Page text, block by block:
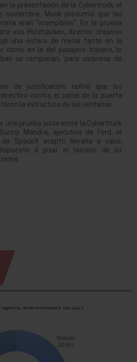
la presentación de la Cybertruck, el
noviembre, Musk presumió que las
eran “irrompibles”. En la prueba
von Holzhausen, director creativo
una esfera de metal tanto en la
como en la del pasajero trasero, lo
se rompieran, para sorpresa de
de justificación, refirió que los
contra el panel de la puerta
la estructura de las ventanas.
una prueba justa entre la Cybertruck
Mandra, ejecutivo de Ford, el
SpaceX aceptó llevarla a cabo,
a pisar el terreno de su